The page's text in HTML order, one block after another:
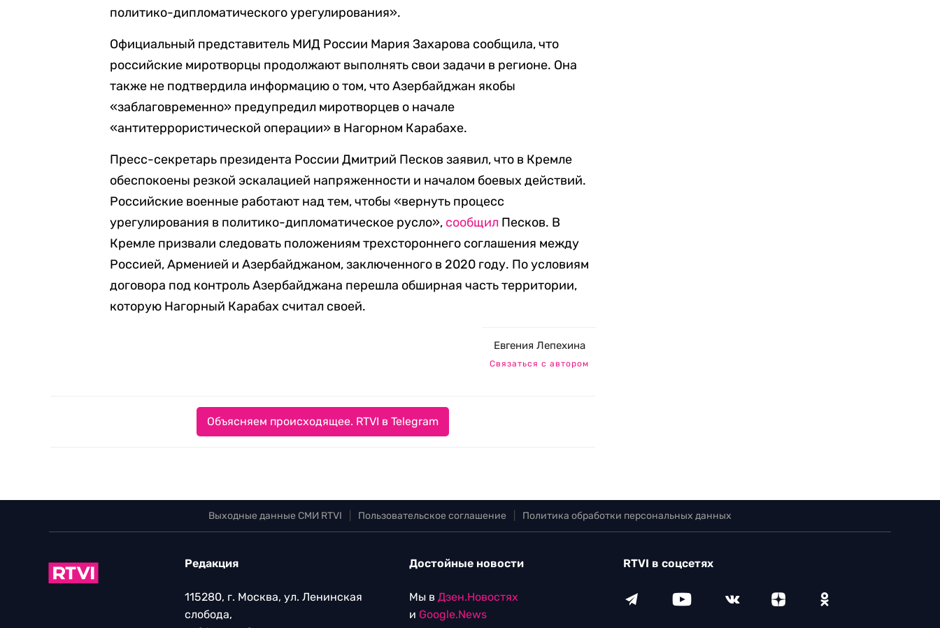
политико-дипломатического урегулирования».
Официальный представитель МИД России Мария Захарова сообщила, что
российские миротворцы продолжают выполнять свои задачи в регионе. Она
также не подтвердила информацию о том, что Азербайджан якобы
«заблаговременно» предупредил миротворцев о начале
«антитеррористической операции» в Нагорном Карабахе.
Пресс-секретарь президента России Дмитрий Песков заявил, что в Кремле
обеспокоены резкой эскалацией напряженности и началом боевых действий.
Российские военные работают над тем, чтобы «вернуть процесс
урегулирования в политико-дипломатическое русло», сообщил Песков. В
Кремле призвали следовать положениям трехстороннего соглашения между
Россией, Арменией и Азербайджаном, заключенного в 2020 году. По условиям
договора под контроль Азербайджана перешла обширная часть территории,
которую Нагорный Карабах считал своей.
Евгения Лепехина
Связаться с автором
Объясняем происходящее. RTVI в Telegram
Выходные данные СМИ RTVI Пользовательское соглашение Политика обработки персональных данных
Редакция
115280, г. Москва, ул. Ленинская
слобода,
Достойные новости
Мы в Дзен.Новостях
и Google.News
RTVI в соцсетях